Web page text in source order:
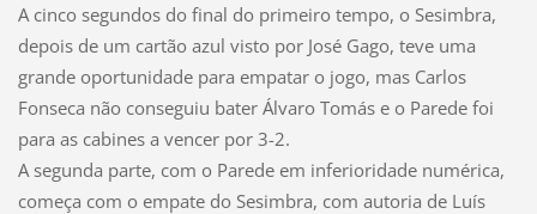
A cinco segundos do final do primeiro tempo, o Sesimbra,
depois de um cartão azul visto por José Gago, teve uma
grande oportunidade para empatar o jogo, mas Carlos
Fonseca não conseguiu bater Álvaro Tomás e o Parede foi
para as cabines a vencer por 3-2.
A segunda parte, com o Parede em inferioridade numérica,
começa com o empate do Sesimbra, com autoria de Luís